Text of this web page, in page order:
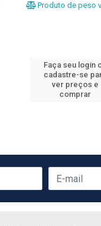
Produto de peso
Faça seu login
cadastre-se
ver preços e
comprar